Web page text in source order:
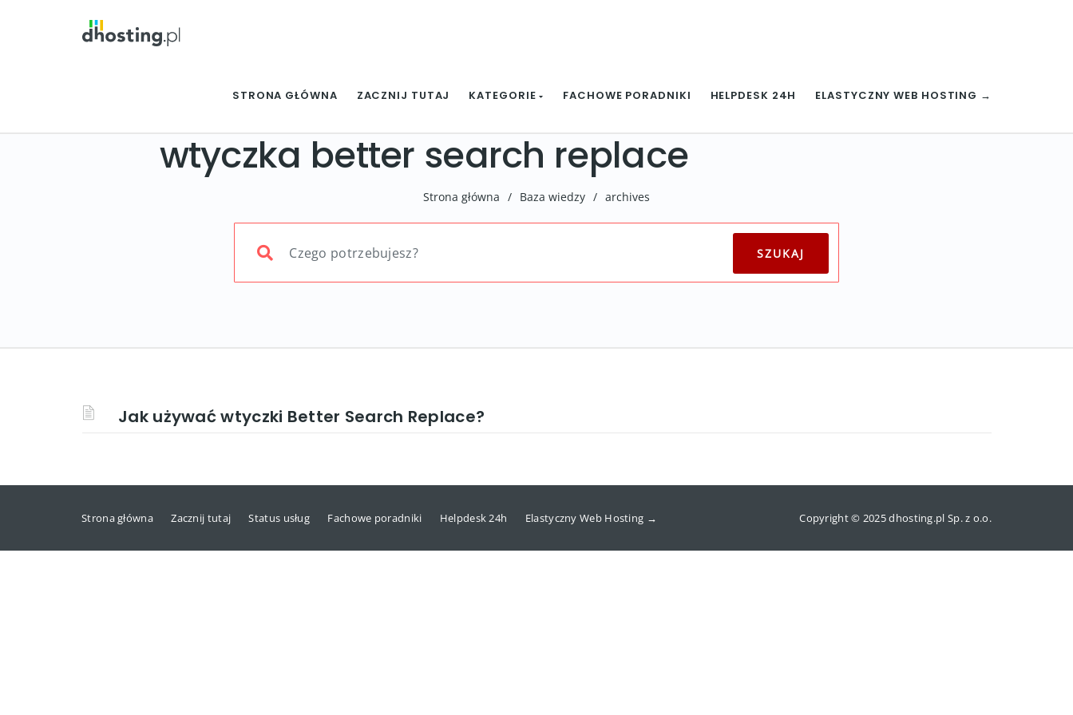
STRONA GŁÓWNA ZACZNIJ TUTAJ KATEGORIE FACHOWE PORADNIKI HELPDESK 24H ELASTYCZNY WEB HOSTING →
wtyczka better search replace
Strona główna / Baza wiedzy / archives
Jak używać wtyczki Better Search Replace?
Strona główna Zacznij tutaj Status usług Fachowe poradniki Helpdesk 24h Elastyczny Web Hosting → Copyright © 2025 dhosting.pl Sp. z o.o.